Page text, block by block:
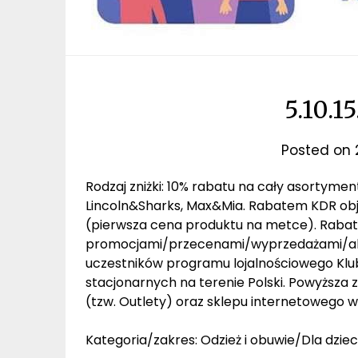
Posted on
Rodzaj zniżki: 10% rabatu na cały
Lincoln&Sharks, Max&Mia. Rabatem KDR
(pierwsza cena produktu na metce). Rabat
promocjami/przecenami/wyprzedażami/
uczestników programu lojalnościowego
stacjonarnych na terenie Polski. Powyższa
(tzw. Outlety) oraz sklepu internetowego
Kategoria/zakres: Odzież i obuwie/Dla